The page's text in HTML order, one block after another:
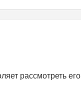
рассмотреть его